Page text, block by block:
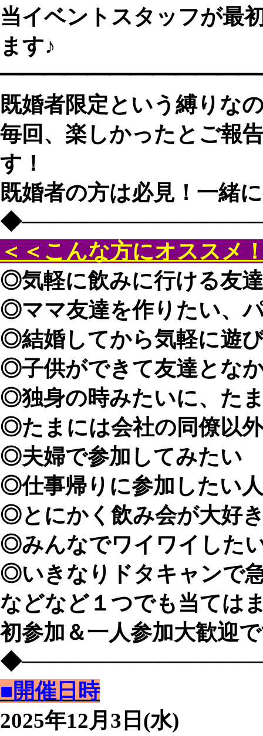
当イベントスタッフが最
ます♪
既婚者限定という縛りな
毎回、楽しかったとご報
す！
既婚者の方は必見！一緒
＜＜こんな方にオススメ
◎気軽に飲みに行ける友
◎ママ友達を作りたい、
◎結婚してから気軽に遊
◎子供ができて友達とな
◎独身の時みたいに、た
◎たまには会社の同僚以
◎夫婦で参加してみたい
◎仕事帰りに参加したい人
◎とにかく飲み会が大好
◎みんなでワイワイした
◎いきなりドタキャンで
などなど１つでも当ては
初参加＆一人参加大歓迎
■開催日時
2025年12月3日(水)